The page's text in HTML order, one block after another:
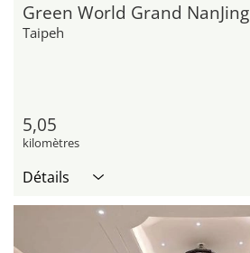
Green World Grand NanJing
Taipeh
5,05
kilomètres
Détails